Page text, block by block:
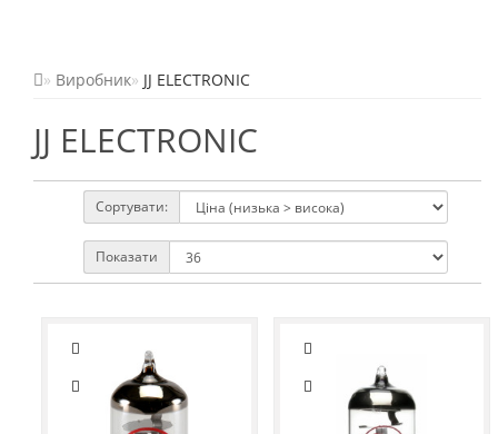
Виробник JJ ELECTRONIC
JJ ELECTRONIC
Сортувати:
Показати